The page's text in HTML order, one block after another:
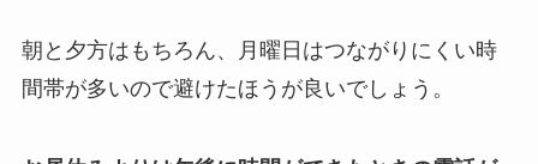
朝と夕方はもちろん、月曜日はつながりにくい時
間帯が多いので避けたほうが良いでしょう。